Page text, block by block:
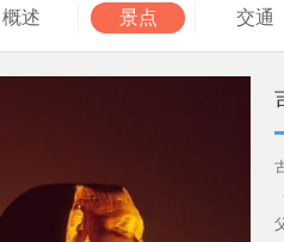
概述 景点 交通